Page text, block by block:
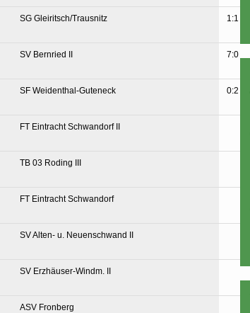
SG Gleiritsch/Trausnitz 1:1
SV Bernried II 7:0
SF Weidenthal-Guteneck 0:2
FT Eintracht Schwandorf II
TB 03 Roding III
FT Eintracht Schwandorf
SV Alten- u. Neuenschwand II
SV Erzhäuser-Windm. II
ASV Fronberg